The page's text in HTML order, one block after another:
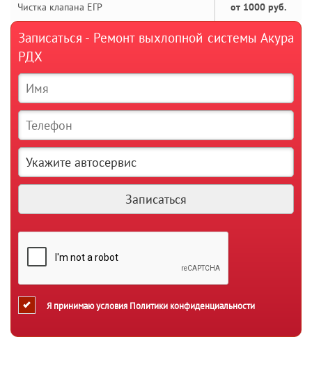
Чистка клапана ЕГР от 1000 руб.
Записаться - Ремонт выхлопной системы Акура
РДХ
Я принимаю условия Политики конфиденциальности